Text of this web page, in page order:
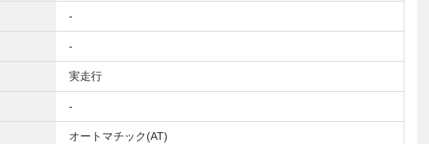
-
-
実走行
-
オートマチック(AT)